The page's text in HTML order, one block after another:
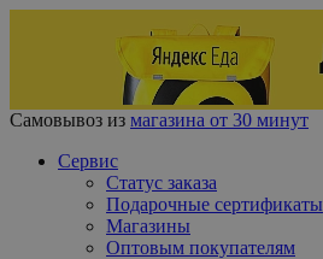
Самовывоз из магазина от 30 минут
Сервис
Статус заказа
Подарочные сертификаты
Магазины
Оптовым покупателям